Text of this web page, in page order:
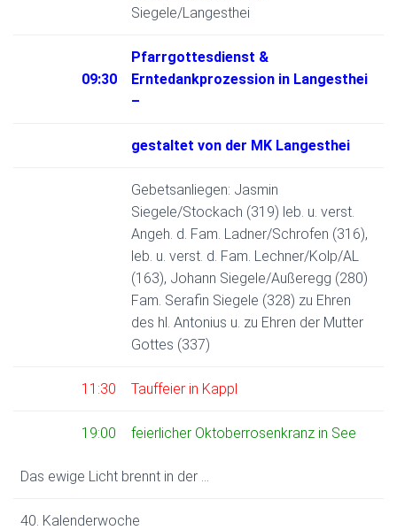
Siegele/Langesthei
09:30
Pfarrgottesdienst &
Erntedankprozession in Langesthei
–
gestaltet von der MK Langesthei
Gebetsanliegen: Jasmin
Siegele/Stockach (319) leb. u. verst.
Angeh. d. Fam. Ladner/Schrofen (316),
leb. u. verst. d. Fam. Lechner/Kolp/AL
(163), Johann Siegele/Außeregg (280)
Fam. Serafin Siegele (328) zu Ehren
des hl. Antonius u. zu Ehren der Mutter
Gottes (337)
11:30 Tauffeier in Kappl
19:00 feierlicher Oktoberrosenkranz in See
Das ewige Licht brennt in der …
40. Kalenderwoche